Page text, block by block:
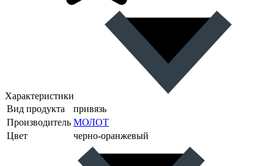
Характеристики
Вид продукта
привязь
Производитель МОЛОТ
Цвет
черно-оранжевый